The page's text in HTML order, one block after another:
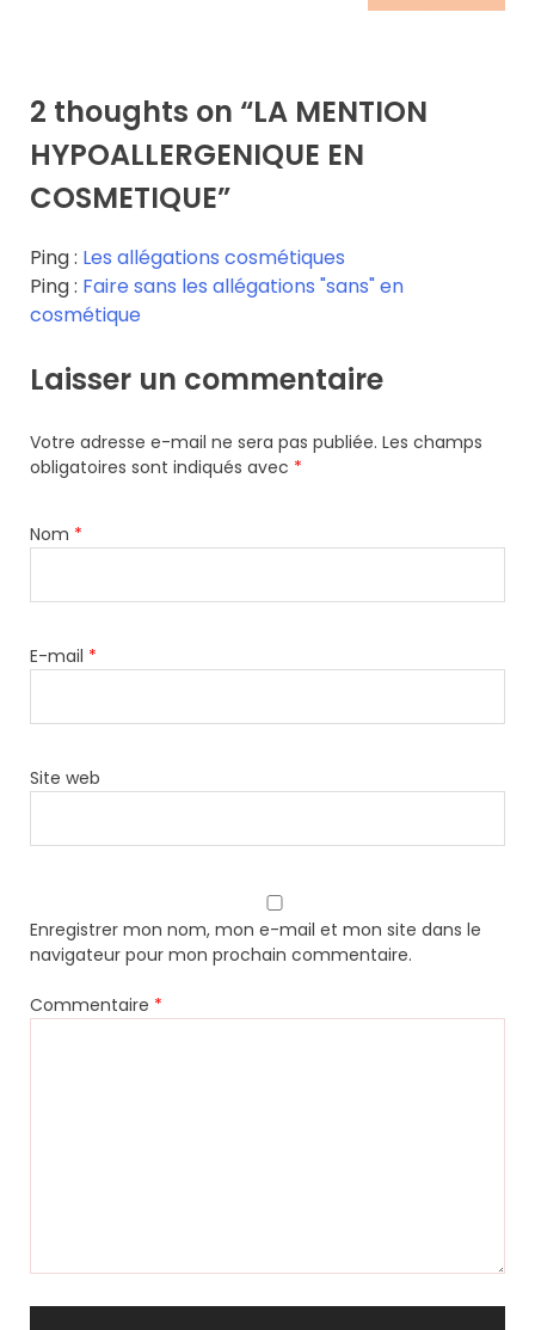
2 thoughts on “LA MENTION
HYPOALLERGENIQUE EN
COSMETIQUE”
Ping : Les allégations cosmétiques
Ping : Faire sans les allégations "sans" en
cosmétique
Laisser un commentaire
Votre adresse e-mail ne sera pas publiée. Les champs
obligatoires sont indiqués avec *
Nom *
E-mail *
Site web
Enregistrer mon nom, mon e-mail et mon site dans le
navigateur pour mon prochain commentaire.
Commentaire *